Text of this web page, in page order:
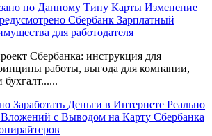
по Данному Типу Карты Изменение
Сбербанк Зарплатный
для работодателя
Сбербанка: инструкция для
работы, выгода для компании,
бухгалт......
Заработать Деньги в Интернете Реально
с Выводом на Карту Сбербанка